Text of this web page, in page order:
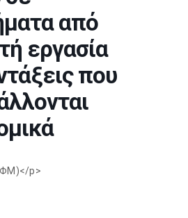
από
εργασία
που
p>